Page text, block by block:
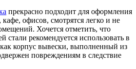
прекрасно подходит для оформления
кафе, офисов, смотрятся легко и не
Хочется отметить, что
стали рекомендуется использовать в
корпус вывески, выполненный из
повреждениям в следствие